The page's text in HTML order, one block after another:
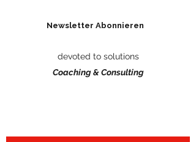
devoted to solutions
Coaching & Consulting
Newsletter Abonnieren